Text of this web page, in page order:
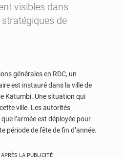
visibles dans
de
générales en RDC, un
est instauré dans la ville de
Katumbi. Une situation qui
ville. Les autorités
l’armée est déployée pour
période de fête de fin d’année.
APRÈS LA PUBLICITÉ